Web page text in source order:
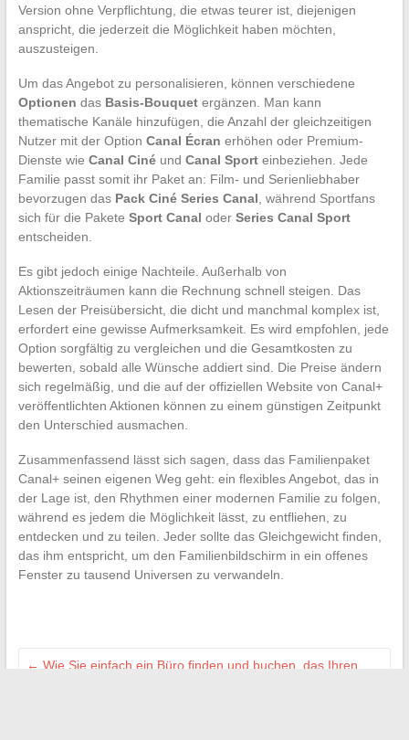
Version ohne Verpflichtung, die etwas teurer ist, diejenigen
anspricht, die jederzeit die Möglichkeit haben möchten,
auszusteigen.
Um das Angebot zu personalisieren, können verschiedene
Optionen das Basis-Bouquetergänzen. Man kann
thematische Kanäle hinzufügen, die Anzahl der gleichzeitigen
Nutzer mit der Option Canal Écran erhöhen oder Premium-
Dienste wie Canal Cinéund Canal Sporteinbeziehen. Jede
Familie passt somit ihr Paket an: Film- und Serienliebhaber
bevorzugen das Pack Ciné Series Canal , während Sportfans
sich für die Pakete Sport Canal oder Series Canal Sport
entscheiden.
Es gibt jedoch einige Nachteile. Außerhalb von
Aktionszeiträumen kann die Rechnung schnell steigen. Das
Lesen der Preisübersicht, die dicht und manchmal komplex ist,
erfordert eine gewisse Aufmerksamkeit. Es wird empfohlen, jede
Option sorgfältig zu vergleichen und die Gesamtkosten zu
bewerten, sobald alle Wünsche addiert sind. Die Preise ändern
sich regelmäßig, und die auf der offiziellen Website von Canal+
veröffentlichten Aktionen können zu einem günstigen Zeitpunkt
den Unterschied ausmachen.
Zusammenfassend lässt sich sagen, dass das Familienpaket
Canal+ seinen eigenen Weg geht: ein flexibles Angebot, das in
der Lage ist, den Rhythmen einer modernen Familie zu folgen,
während es jedem die Möglichkeit lässt, zu entfliehen, zu
entdecken und zu teilen. Jeder sollte das Gleichgewicht finden,
das ihm entspricht, um den Familienbildschirm in ein offenes
Fenster zu tausend Universen zu verwandeln.
← Wie Sie einfach ein Büro finden und buchen, das Ihren